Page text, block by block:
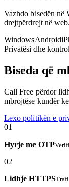
Vazhdo bisedën
drejtpërdrejt në web.
WindowsAndroid
Privatësi dhe
Biseda që
Call Free përdor
mbrojtëse kundër
Lexo politikën e
01
Hyrje me OTP
02
Lidhje HTTPS